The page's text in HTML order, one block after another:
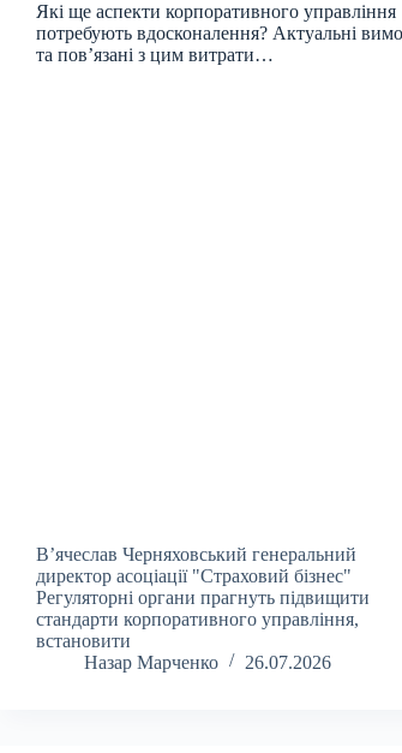
Які ще аспекти корпоративного управління
потребують вдосконалення? Актуальні
та пов’язані з цим витрати…
В’ячеслав Черняховський генеральний
директор асоціації "Страховий бізнес"
Регуляторні органи прагнуть підвищити
стандарти корпоративного управління,
встановити
Назар Марченко
26.07.2026